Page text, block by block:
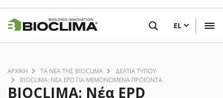
Παράκαμψη
προς
το
κυρίως
EL
ΑΡΧΙΚΗ ΤΑ ΝΈΑ ΤΗΣ BIOCLIMA
ΔΕΛΤΊΑ ΤΎΠΟΥ
BIOCLIMA: ΝΈΑ EPD ΓΙΑ ΜΕΜΟΝΩΜΈΝΑ ΠΡΟΪΌΝΤΑ
BIOCLIMA: Νέα EPD